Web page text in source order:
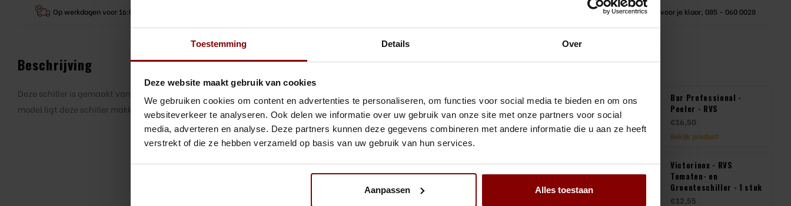
Toestemming Details Over
Deze website maakt gebruik van cookies
We gebruiken cookies om content en advertenties te personaliseren, om functies voor social media te bieden en om ons
websiteverkeer te analyseren. Ook delen we informatie over uw gebruik van onze site met onze partners voor social
media, adverteren en analyse. Deze partners kunnen deze gegevens combineren met andere informatie die u aan ze heeft
verstrekt of die ze hebben verzameld op basis van uw gebruik van hun services.
Aanpassen Alles toestaan
Op werkdagen voor 16:00 besteld, morgen in huis We staan voor je klaar, 085 - 060 0028
Beschrijving
Deze schiller is gemaakt van RVS en schilt gemakkelijk diverse groenten en fruit. Door het pendel
model ligt deze schiller makkelijk in de hand.
Gerelateerde producten
Dunschiller - RVS
€5,99
Bekijk product
Bar Professional -
Peeler - RVS
€16,50
Bekijk product
Victorinox - Peeler Zena
Rex - Goud
Victorinox - RVS
Tomaten- en
Groenteschiller - 1 stuk
€12,55